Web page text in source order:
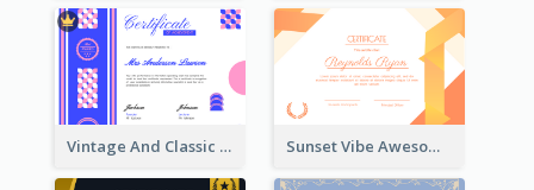
Vintage And Classic Vibrant Certificate Design Ideas Sunset Vibe Awesome Graphic Certificate Design